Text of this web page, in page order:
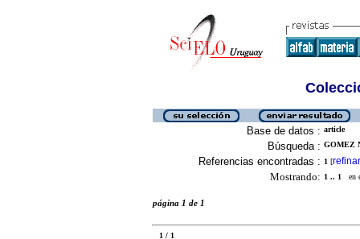
Base de datos : article
Búsqueda : GOMEZ
Referencias encontradas : 1 [refinar
Mostrando: 1 .. 1 en
página 1 de 1
1 / 1